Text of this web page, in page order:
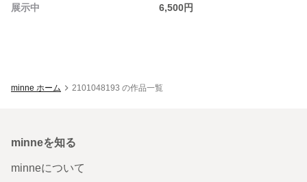
展示中
6,500円
minne ホーム 2101048193 の作品一覧
minneを知る
minneについて